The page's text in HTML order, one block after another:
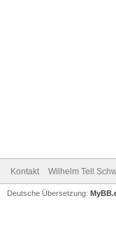
Kontakt Wilhelm Tell
Deutsche Übersetzung: